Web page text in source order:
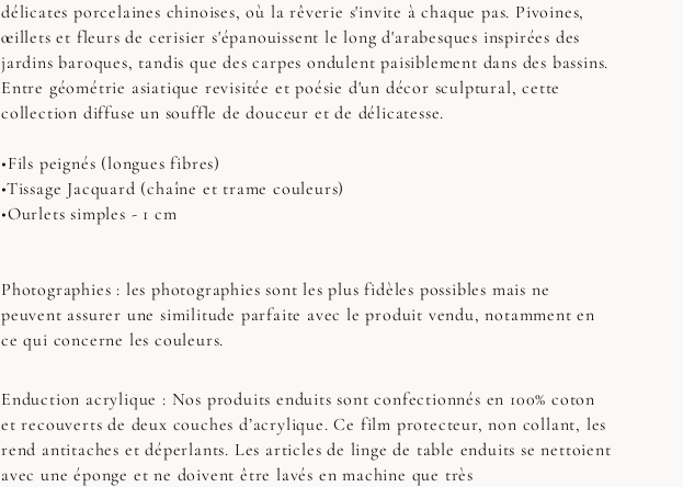
délicates porcelaines chinoises, où la rêverie s'invite à chaque pas. Pivoines,
œillets et fleurs de cerisier s'épanouissent le long d'arabesques inspirées des
jardins baroques, tandis que des carpes ondulent paisiblement dans des bassins.
Entre géométrie asiatique revisitée et poésie d'un décor sculptural, cette
collection diffuse un souffle de douceur et de délicatesse.
•Fils peignés (longues fibres)
•Tissage Jacquard (chaîne et trame couleurs)
•Ourlets simples - 1 cm
Photographies : les photographies sont les plus fidèles possibles mais ne
peuvent assurer une similitude parfaite avec le produit vendu, notamment en
ce qui concerne les couleurs.
Enduction acrylique : Nos produits enduits sont confectionnés en 100% coton
et recouverts de deux couches d’acrylique. Ce film protecteur, non collant, les
rend antitaches et déperlants. Les articles de linge de table enduits se nettoient
avec une éponge et ne doivent être lavés en machine que très